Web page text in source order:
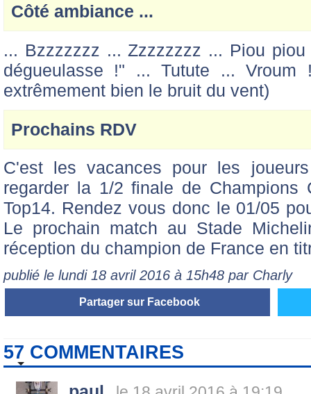
Côté ambiance ...
... Bzzzzzzz ... Zzzzzzzz ... Piou
dégueulasse !" ... Tutute ...
extrêmement bien le bruit du vent)
Prochains RDV
C'est les vacances pour les
regarder la 1/2 finale de
Top14. Rendez vous donc le 01/05
Le prochain match au Stade
réception du champion de France en
publié le lundi 18 avril 2016 à 15h48 par Charly
Partager sur Facebook
57 COMMENTAIRES